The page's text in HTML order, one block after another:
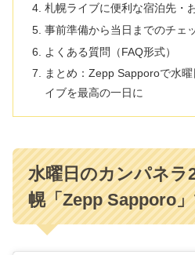
札幌ライブに便利な宿泊先・
事前準備から当日までのチェ
よくある質問（FAQ形式）
まとめ：Zepp Sapporoで水
イブを最高の一日に
水曜日のカンパネラ
幌「Zepp Sapporo